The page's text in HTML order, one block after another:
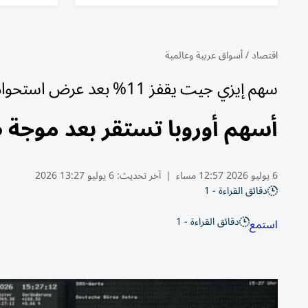
اقتصاد/أسواق عربية وعالمية
سهم إيزي جيت يقفز 11% بعد عرض استحواذ
أسهم أوروبا تستقر بعد
6 يوليو 2026 12:57 مساء | آخر تحديث:6 يوليو 13:27 2026
دقائق القراءة - 1
استمع دقائق القراءة - 1